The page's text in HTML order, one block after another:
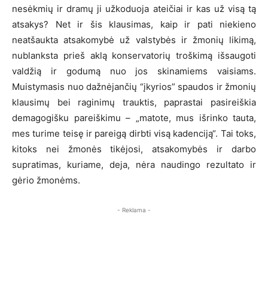
nesėkmių ir dramų ji užkoduoja ateičiai ir kas už visą tą
atsakys? Net ir šis klausimas, kaip ir pati niekieno
neatšaukta atsakomybė už valstybės ir žmonių likimą,
nublanksta prieš aklą konservatorių troškimą išsaugoti
valdžią ir godumą nuo jos skinamiems vaisiams.
Muistymasis nuo dažnėjančių “įkyrios” spaudos ir žmonių
klausimų bei raginimų trauktis, paprastai pasireiškia
demagogišku pareiškimu – „matote, mus išrinko tauta,
mes turime teisę ir pareigą dirbti visą kadenciją“. Tai toks,
kitoks nei žmonės tikėjosi, atsakomybės ir darbo
supratimas, kuriame, deja, nėra naudingo rezultato ir
gėrio žmonėms.
- Reklama -